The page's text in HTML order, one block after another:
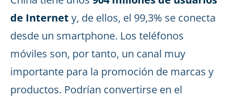
de Internet y, de ellos, el 99,3% se conecta
desde un smartphone. Los teléfonos
móviles son, por tanto, un canal muy
importante para la promoción de marcas y
productos. Podrían convertirse en el